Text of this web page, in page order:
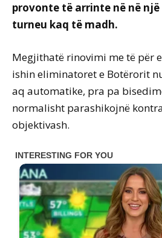
provonte të arrinte në në
turneu kaq të madh.
Megjithatë rinovimi me të për
ishin eliminatoret e Botërorit
aq automatike, pra pa
normalisht parashikojnë
objektivash.